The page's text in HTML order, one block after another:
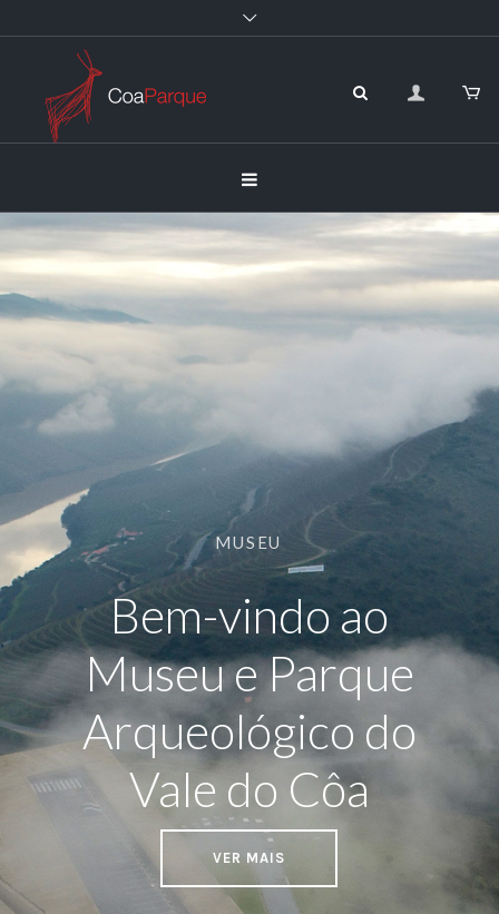
VER MAIS
MUSEU
Bem-vindo ao
Museu e Parque
Arqueológico do
Vale do Côa